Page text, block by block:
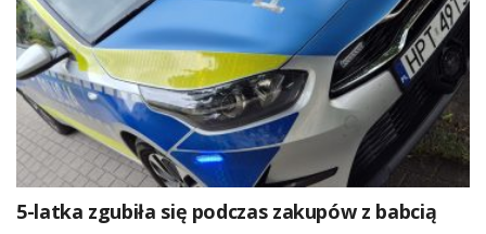
5-latka zgubiła się podczas zakupów z babcią